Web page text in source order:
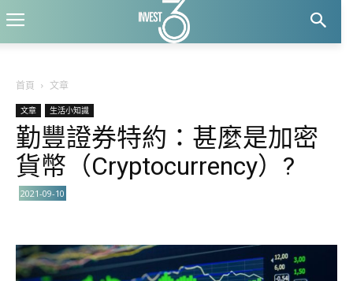
首頁 文章
文章 生活小知識
勤豐證券特約：甚麼是加密
貨幣（Cryptocurrency）?
2021-09-10